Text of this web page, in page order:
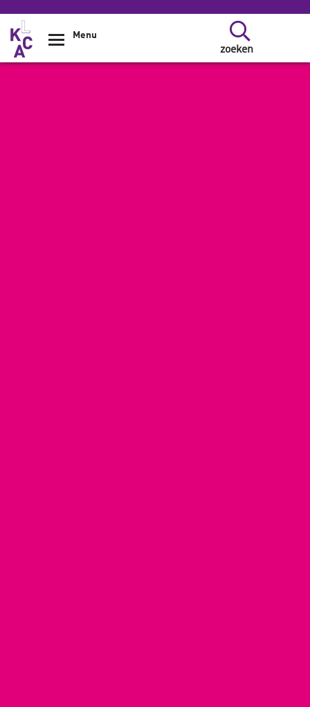
Overslaan en naar de inhoud gaan
zoeken
Menu